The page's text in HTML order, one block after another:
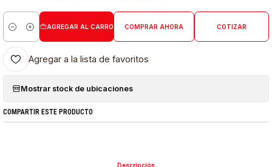
Cantidad
AGREGAR AL CARRO COMPRAR AHORA COTIZAR
Agregar a la lista de favoritos
Mostrar stock de ubicaciones
COMPARTIR ESTE PRODUCTO
Descripción